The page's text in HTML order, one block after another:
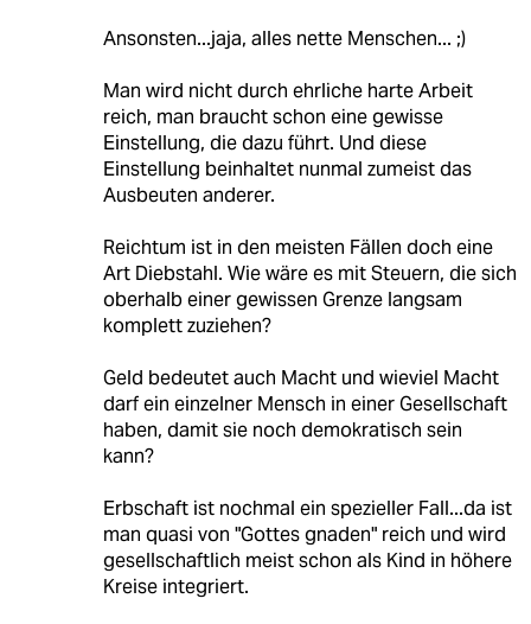
Ansonsten...jaja, alles nette Menschen... ;)
Man wird nicht durch ehrliche harte Arbeit
reich, man braucht schon eine gewisse
Einstellung, die dazu führt. Und diese
Einstellung beinhaltet nunmal zumeist das
Ausbeuten anderer.
Reichtum ist in den meisten Fällen doch eine
Art Diebstahl. Wie wäre es mit Steuern, die sich
oberhalb einer gewissen Grenze langsam
komplett zuziehen?
Geld bedeutet auch Macht und wieviel Macht
darf ein einzelner Mensch in einer Gesellschaft
haben, damit sie noch demokratisch sein
kann?
Erbschaft ist nochmal ein spezieller Fall...da ist
man quasi von "Gottes gnaden" reich und wird
gesellschaftlich meist schon als Kind in höhere
Kreise integriert.